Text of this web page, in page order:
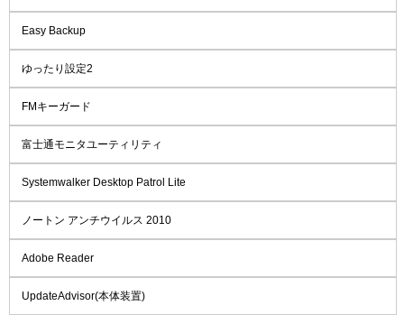
Easy Backup
ゆったり設定2
FMキーガード
富士通モニタユーティリティ
Systemwalker Desktop Patrol Lite
ノートン アンチウイルス 2010
Adobe Reader
UpdateAdvisor(本体装置)